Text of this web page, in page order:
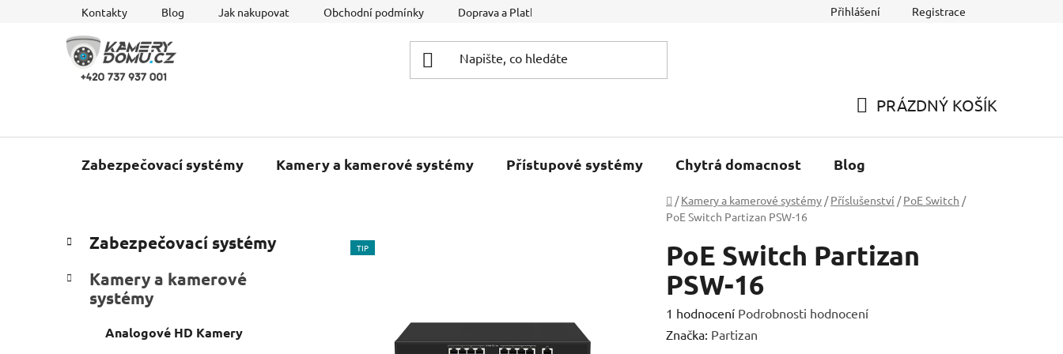
Kontakty Blog Jak nakupovat Obchodní podmínky Doprava a Platba Reklamace a Vracení zboží
Přihlášení Registrace
KOŠÍK
PRÁZDNÝ KOŠÍK
Zabezpečovací systémy Kamery a kamerové systémy Přístupové systémy Chytrá domacnost Blog
Domů
/ Kamery a kamerové systémy / Příslušenství / PoE Switch /
PoE Switch Partizan PSW-16
P
o
s
kategorie
a
e
Zabezpečovací systémy
Kamery a kamerové
systémy
Analogové HD Kamery
PoE Switch Partizan
PSW-16
Průměrné
hodnocení
1 hodnocení Podrobnosti hodnocení
Značka: Partizan
TIP